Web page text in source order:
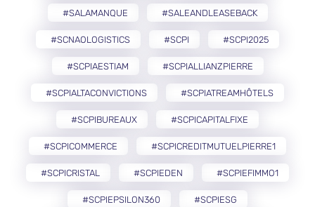
#SALAMANQUE #SALEANDLEASEBACK
#SCNAOLOGISTICS #SCPI #SCPI2025
#SCPIAESTIAM #SCPIALLIANZPIERRE
#SCPIALTACONVICTIONS #SCPIATREAMHÔTELS
#SCPIBUREAUX #SCPICAPITALFIXE
#SCPICOMMERCE #SCPICREDITMUTUELPIERRE1
#SCPICRISTAL #SCPIEDEN #SCPIEFIMMO1
#SCPIEPSILON360 #SCPIESG